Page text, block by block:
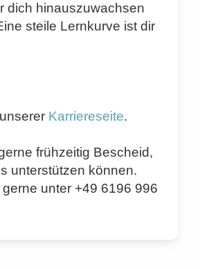
dich hinauszuwachsen
steile Lernkurve ist dir
Karriereseite.
frühzeitig Bescheid,
unterstützen können.
unter +49 6196 996